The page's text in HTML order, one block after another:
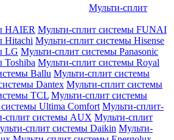
Мульти-сплит
HAIER Мульти-сплит системы FUNAI
Hitachi Мульти-сплит системы Hisense
LG Мульти-сплит системы Panasonic
Toshiba Мульти-сплит системы Royal
Ballu Мульти-сплит системы
Dantex Мульти-сплит системы
TCL Мульти-сплит системы
Ultima Comfort Мульти-сплит-
сплит системы AUX Мульти-сплит
сплит системы Daikin Мульти-